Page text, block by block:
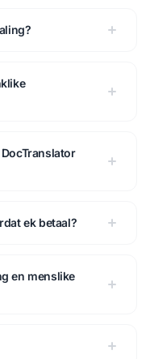
ek betaal?
en menslike